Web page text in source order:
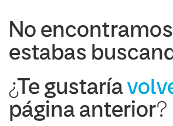
No
estabas
¿Te gustaría
página anterior?